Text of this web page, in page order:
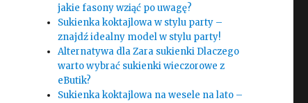
jakie fasony wziąć po uwagę?
Sukienka koktajlowa w stylu party –
znajdź idealny model w stylu party!
Alternatywa dla Zara sukienki Dlaczego
warto wybrać sukienki wieczorowe z
eButik?
Sukienka koktajlowa na wesele na lato –